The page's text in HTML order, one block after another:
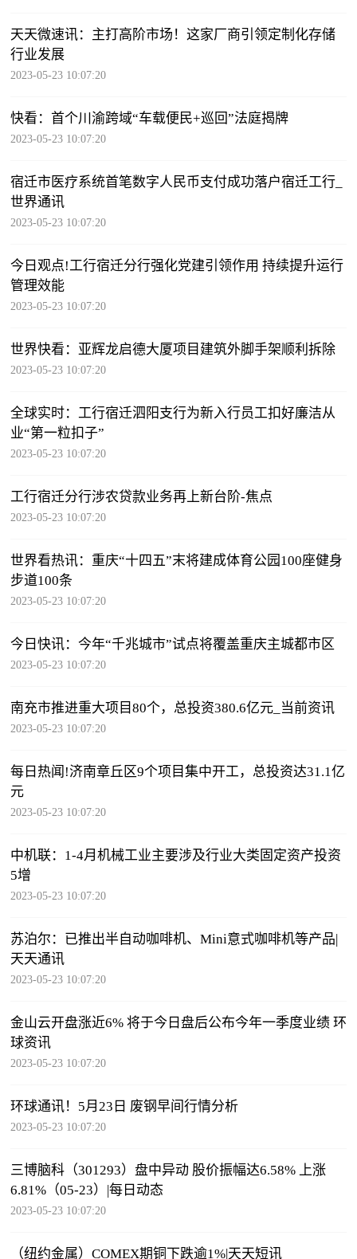
天天微速讯：主打高阶市场！这家厂商引领定制化存储
行业发展
2023-05-23 10:07:20
快看：首个川渝跨域“车载便民+巡回”法庭揭牌
2023-05-23 10:07:20
宿迁市医疗系统首笔数字人民币支付成功落户宿迁工行_
世界通讯
2023-05-23 10:07:20
今日观点!工行宿迁分行强化党建引领作用 持续提升运行
管理效能
2023-05-23 10:07:20
世界快看：亚辉龙启德大厦项目建筑外脚手架顺利拆除
2023-05-23 10:07:20
全球实时：工行宿迁泗阳支行为新入行员工扣好廉洁从
业“第一粒扣子”
2023-05-23 10:07:20
工行宿迁分行涉农贷款业务再上新台阶-焦点
2023-05-23 10:07:20
世界看热讯：重庆“十四五”末将建成体育公园100座健身
步道100条
2023-05-23 10:07:20
今日快讯：今年“千兆城市”试点将覆盖重庆主城都市区
2023-05-23 10:07:20
南充市推进重大项目80个，总投资380.6亿元_当前资讯
2023-05-23 10:07:20
每日热闻!济南章丘区9个项目集中开工，总投资达31.1亿
元
2023-05-23 10:07:20
中机联：1-4月机械工业主要涉及行业大类固定资产投资
5增
2023-05-23 10:07:20
苏泊尔：已推出半自动咖啡机、Mini意式咖啡机等产品|
天天通讯
2023-05-23 10:07:20
金山云开盘涨近6% 将于今日盘后公布今年一季度业绩 环
球资讯
2023-05-23 10:07:20
环球通讯！5月23日 废钢早间行情分析
2023-05-23 10:07:20
三博脑科（301293）盘中异动 股价振幅达6.58% 上涨
6.81%（05-23）|每日动态
2023-05-23 10:07:20
（纽约金属）COMEX期铜下跌逾1%|天天短讯